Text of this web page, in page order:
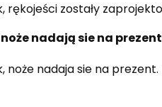
rękojeści zostały
noże nadają sie na
noże nadaja sie na